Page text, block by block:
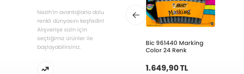
Nezih’in avantajlarla dolu
renkli dünyasını keşfedin!
Alışverişe sizin için
seçtiğimiz ürünler ile
başlayabilirsiniz.
Bic 961440 Marking
Color 24 Renk
1.649,90 TL